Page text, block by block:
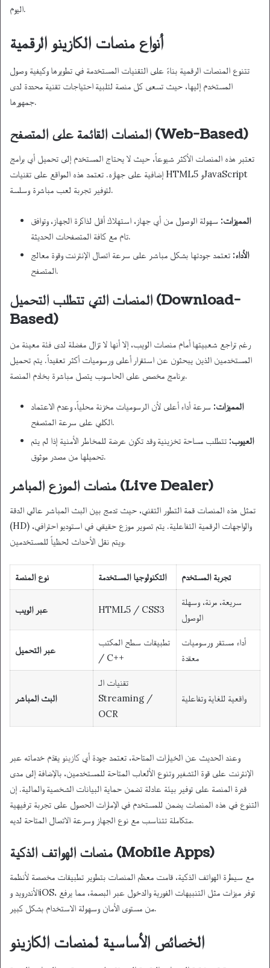
اليوم.
أنواع منصات الكازينو الرقمية
تتنوع المنصات الرقمية بناءً على التقنيات المستخدمة في تطويرها وكيفية وصول
المستخدم إليها، حيث تسعى كل منصة لتلبية احتياجات تقنية محددة لدى
جمهورها.
المنصات القائمة على المتصفح (Web-Based)
تعتبر هذه المنصات الأكثر شيوعاً، حيث لا يحتاج المستخدم إلى تحميل أي برامج
إضافية على جهازه. تعتمد هذه المواقع على تقنيات HTML5 وJavaScript
لتوفير تجربة لعب مباشرة وسلسة.
المميزات: سهولة الوصول من أي جهاز، استهلاك أقل لذاكرة الجهاز، وتوافق
تام مع كافة المتصفحات الحديثة.
الأداء: تعتمد جودتها بشكل مباشر على سرعة اتصال الإنترنت وقوة معالج
المتصفح.
المنصات التي تتطلب التحميل (Download-
Based)
رغم تراجع شعبيتها أمام منصات الويب، إلا أنها لا تزال مفضلة لدى فئة معينة من
المستخدمين الذين يبحثون عن استقرار أعلى ورسوميات أكثر تعقيداً. يتم تحميل
برنامج مخصص على الحاسوب يتصل مباشرة بخادم المنصة.
المميزات: سرعة أداء أعلى لأن الرسوميات مخزنة محلياً، وعدم الاعتماد
الكلي على سرعة المتصفح.
العيوب: تتطلب مساحة تخزينية وقد تكون عرضة للمخاطر الأمنية إذا لم يتم
تحميلها من مصدر موثوق.
منصات الموزع المباشر (Live Dealer)
تمثل هذه المنصات قمة التطور التقني، حيث تدمج بين البث المباشر عالي الدقة
(HD) والواجهات الرقمية التفاعلية. يتم تصوير موزع حقيقي في استوديو احترافي،
ويتم نقل الأحداث لحظياً للمستخدمين.
نوع المنصة التكنولوجيا المستخدمة تجربة المستخدم
عبر الويب HTML5 / CSS3
سريعة، مرنة، وسهلة
الوصول
عبر التحميل
تطبيقات سطح المكتب
/ C++
أداء مستقر ورسوميات
معقدة
البث المباشر
تقنيات الـ
Streaming /
OCR
واقعية للغاية وتفاعلية
وعند الحديث عن الخيارات المتاحة، تعتمد جودة أي كازينو يقدّم خدماته عبر
الإنترنت على قوة التشفير وتنوع الألعاب المتاحة للمستخدمين، بالإضافة إلى مدى
قدرة المنصة على توفير بيئة عادلة تضمن حماية البيانات الشخصية والمالية. إن
التنوع في هذه المنصات يضمن للمستخدم في الإمارات الحصول على تجربة ترفيهية
متكاملة تتناسب مع نوع الجهاز وسرعة الاتصال المتاحة لديه.
منصات الهواتف الذكية (Mobile Apps)
مع سيطرة الهواتف الذكية، قامت معظم المنصات بتطوير تطبيقات مخصصة لأنظمة
الأندرويد وiOS، توفر ميزات مثل التنبيهات الفورية والدخول عبر البصمة، مما يرفع
من مستوى الأمان وسهولة الاستخدام بشكل كبير.
الخصائص الأساسية لمنصات الكازينو